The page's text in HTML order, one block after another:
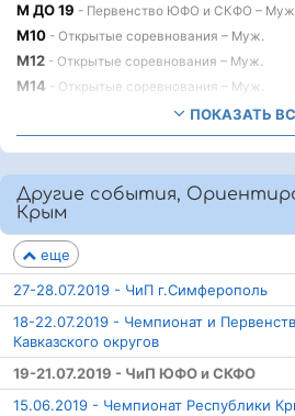
М ДО 19 - Первенство ЮФО и СКФО –
М10 - Открытые соревнования – Муж.
М12 - Открытые соревнования – Муж.
М14 - Открытые соревнования – Муж.
- Открытые соревнования – Муж.
М18- Открытые соревнования – Муж.
М45 - Открытые соревнования – Муж.
М55- Открытые соревнования – Муж.
М65- Открытые соревнования – Муж.
МБ- Открытые соревнования – Муж.
ПОКАЗАТЬ
Другие события,
Крым
еще
27-28.07.2019 - ЧиП г.Симферополь
18-22.07.2019 - Чемпионат и
Кавказского округов
19-21.07.2019 - ЧиП ЮФО и СКФО
15.06.2019 - Чемпионат Республики